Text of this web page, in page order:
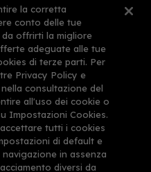
n° 561 per
di viaggi e
di Firenze il 12-
and the
Terms of Service
la corretta
conto delle tue
offrirti la migliore
adeguate alle tue
di terze parti. Per
Privacy Policy e
consultazione del
all'uso dei cookie o
Impostazioni Cookies.
tutti i cookies
di default e
in assenza
diversi da